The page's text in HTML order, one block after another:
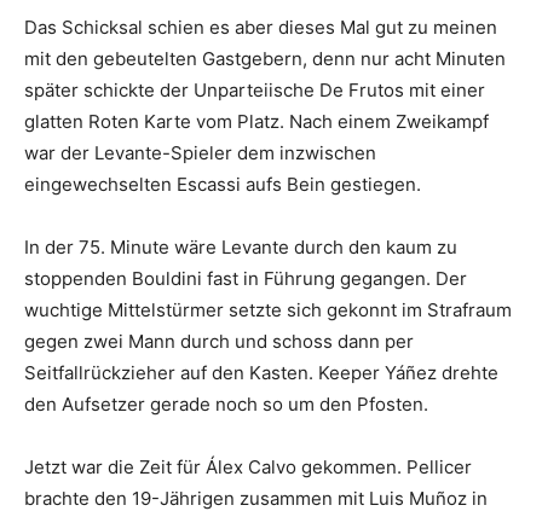
Das Schicksal schien es aber dieses Mal gut zu meinen
mit den gebeutelten Gastgebern, denn nur acht Minuten
später schickte der Unparteiische De Frutos mit einer
glatten Roten Karte vom Platz. Nach einem Zweikampf
war der Levante-Spieler dem inzwischen
eingewechselten Escassi aufs Bein gestiegen.
In der 75. Minute wäre Levante durch den kaum zu
stoppenden Bouldini fast in Führung gegangen. Der
wuchtige Mittelstürmer setzte sich gekonnt im Strafraum
gegen zwei Mann durch und schoss dann per
Seitfallrückzieher auf den Kasten. Keeper Yáñez drehte
den Aufsetzer gerade noch so um den Pfosten.
Jetzt war die Zeit für Álex Calvo gekommen. Pellicer
brachte den 19-Jährigen zusammen mit Luis Muñoz in